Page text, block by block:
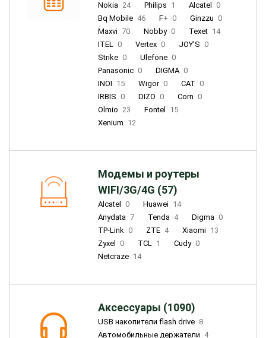
Nokia 24 Philips 1 Alcatel
0
Bq Mobile 46 F+ 0 Ginzzu 0
Maxvi 70 Nobby 0 Texet 14
ITEL 0 Vertex 0 JOY'S 0
Strike 0 Ulefone 0
Panasonic 0 DIGMA 0
INOI 15 Wigor 0 CAT 0
IRBIS 0 DIZO 0 Corn 0
Olmio 23 Fontel
15
Xenium 12
Модемы и роутеры
WIFI/3G/4G (57)
Alcatel 0 Huawei 14
Anydata 7 Tenda 4 Digma 0
TP-Link 0 ZTE 4 Xiaomi 13
Zyxel
0 TCL 1 Cudy 0
Netcraze 14
Аксессуары (1090)
USB накопители flash drive 8
Автомобильные держатели 4